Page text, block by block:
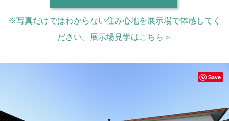
※写真だけではわからない住み心地を展示場で体感してく
ださい。展示場見学はこちら＞
Save